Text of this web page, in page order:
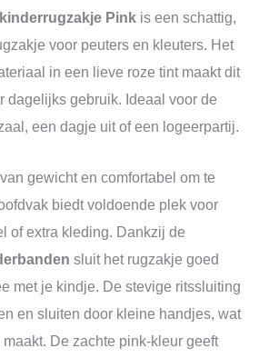
Pink is een schattig,
voor peuters en kleuters. Het
in een lieve roze tint maakt dit
dagelijks gebruik. Ideaal voor de
een dagje uit of een logeerpartij.
gewicht en comfortabel om te
biedt voldoende plek voor
of extra kleding. Dankzij de
sluit het rugzakje goed
met je kindje. De stevige ritssluiting
en sluiten door kleine handjes, wat
De zachte pink-kleur geeft